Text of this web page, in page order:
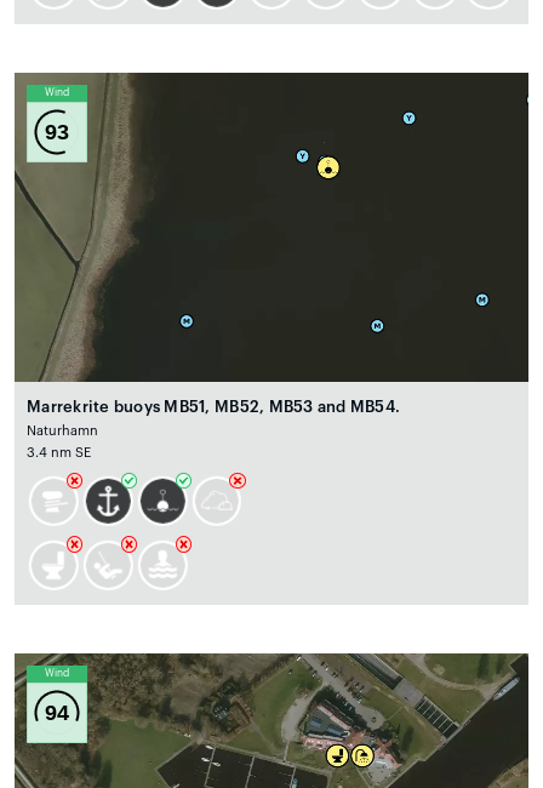
Wind
93
Marrekrite buoys MB51, MB52, MB53 and MB54.
Naturhamn
3.4 nm SE
Wind
94